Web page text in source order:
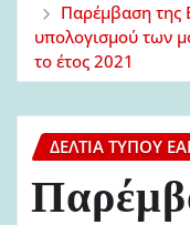
Παρέμβαση της
υπολογισμού των
το έτος 2021
ΔΕΛΤΊΑ ΤΎΠΟΥ